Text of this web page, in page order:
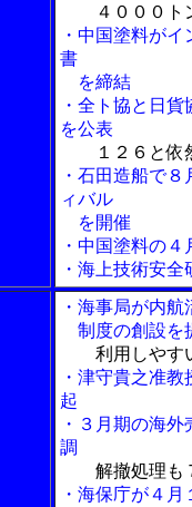
４０００ト
・中国塗料が
書
を締結
・全ト協と日
を公表
１２６と
・石田造船で
ィバル
を開催
・中国塗料の
・海上技術安
・海事局が内
制度の創設を
利用しやす
・津守貴之准
起
・３月期の海
調
解撤処理も
・海保庁が４